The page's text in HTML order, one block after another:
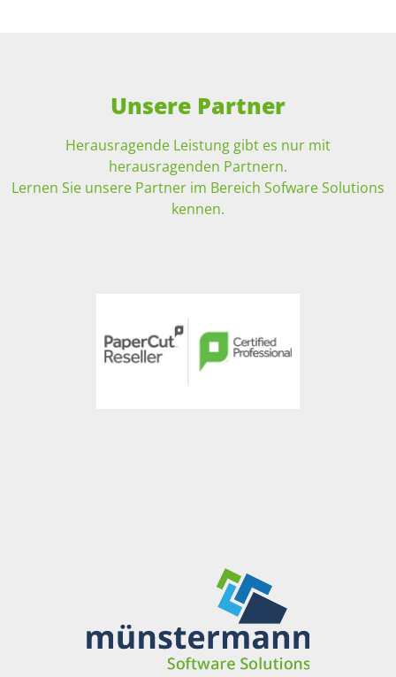
Unsere Partner
Herausragende Leistung gibt es nur mit
herausragenden Partnern.
Lernen Sie unsere Partner im Bereich Sofware Solutions
kennen.